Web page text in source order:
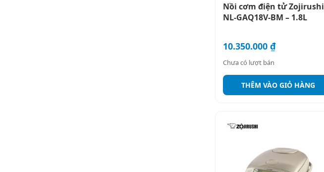
Nồi cơm điện tử Zojirushi
NL-GAQ18V-BM – 1.8L
10.350.000 ₫
Chưa có lượt bán
THÊM VÀO GIỎ HÀNG